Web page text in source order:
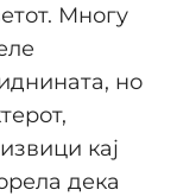
Многу
но
кај
дека